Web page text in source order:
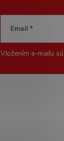
Email
Vložením e-mailu